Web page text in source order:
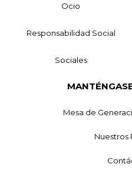
Ocio
Responsabilidad Social
Sociales
Mesa de
Nuestros